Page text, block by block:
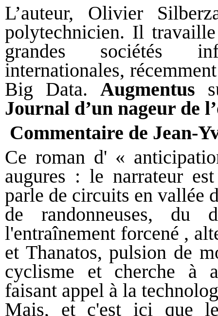
L’auteur, Olivier
polytechnicien. Il
grandes sociétés
internationales,
Big Data.Augmentus
Journal d’un nageur de
Commentaire de Jean-
Ce roman d' «
augures : le narrateur
parle de circuits en vallée
de randonneuses, du
l'entraînement forcené ,
et Thanatos, pulsion de
cyclisme et cherche à
faisant appel à la
Mais, et c'est ici que